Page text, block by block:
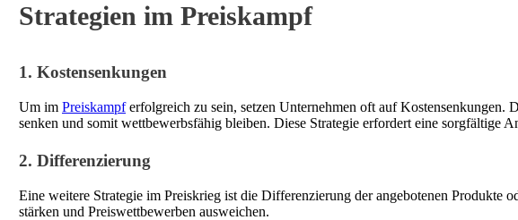
Strategien im Preiskampf
1. Kostensenkungen
Um im Preiskampferfolgreich zu sein, setzen Unternehmen oft auf Kostensenkungen.
senken und somit wettbewerbsfähig bleiben. Diese Strategie erfordert eine sorgfältige
2. Differenzierung
Eine weitere Strategie im Preiskrieg ist die Differenzierung der angebotenen
stärken und Preiswettbewerben ausweichen.